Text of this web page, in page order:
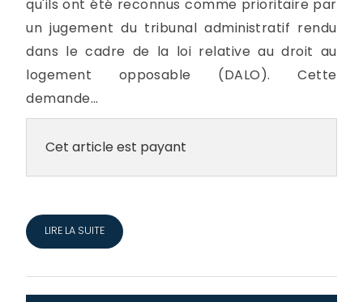
qu'ils ont été reconnus comme prioritaire par
un jugement du tribunal administratif rendu
dans le cadre de la loi relative au droit au
logement opposable (DALO). Cette
demande...
Cet article est payant
LIRE LA SUITE